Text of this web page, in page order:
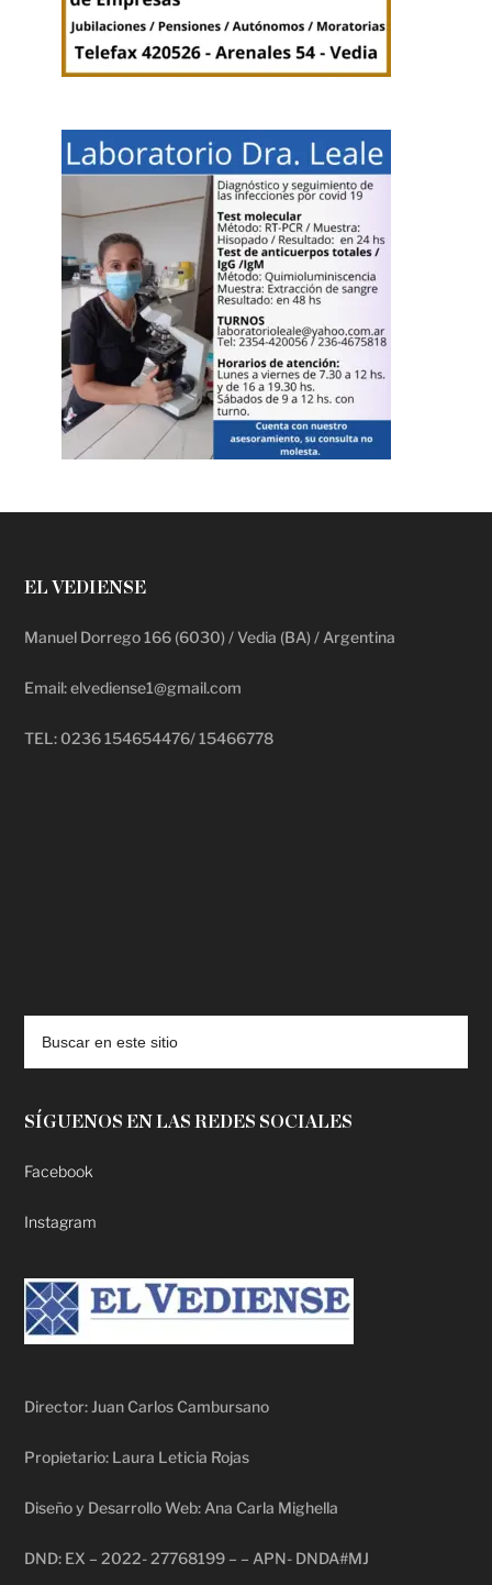
EL VEDIENSE
Manuel Dorrego 166 (6030) / Vedia (BA) / Argentina
Email: elvediense1@gmail.com
TEL: 0236 154654476/ 15466778
SÍGUENOS EN LAS REDES SOCIALES
Facebook
Instagram
Director: Juan Carlos Cambursano
Propietario: Laura Leticia Rojas
Diseño y Desarrollo Web: Ana Carla Mighella
DND: EX – 2022- 27768199 – – APN- DNDA#MJ